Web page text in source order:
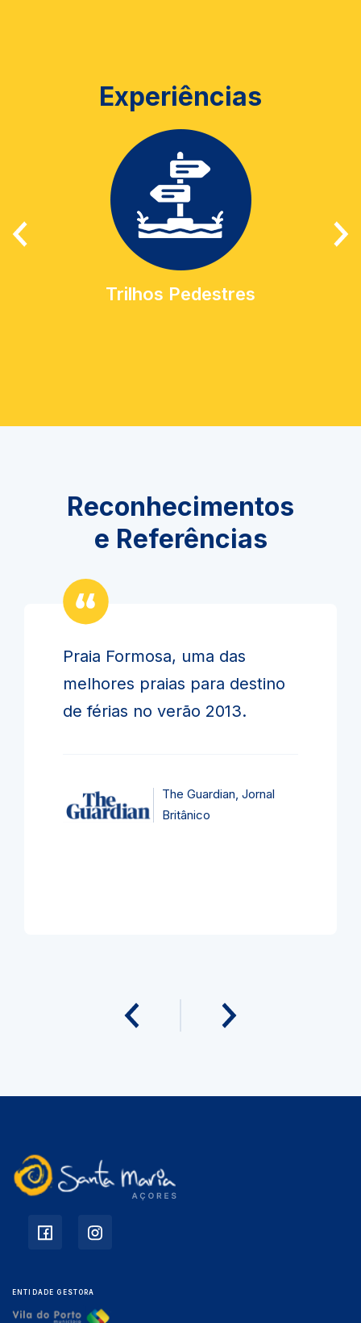
Experiências
Trilhos Pedestres
Reconhecimentos
e Referências
Praia Formosa, uma das
melhores praias para destino
de férias no verão 2013.
The Guardian, Jornal
Britânico
ENTIDADE GESTORA